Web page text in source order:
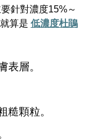
針對濃度15%～
算是 低濃度杜鵑
表層。
糙顆粒。